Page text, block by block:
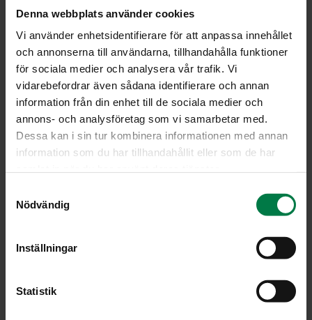
Denna webbplats använder cookies
Vi använder enhetsidentifierare för att anpassa innehållet
och annonserna till användarna, tillhandahålla funktioner
för sociala medier och analysera vår trafik. Vi
vidarebefordrar även sådana identifierare och annan
information från din enhet till de sociala medier och
annons- och analysföretag som vi samarbetar med.
Dessa kan i sin tur kombinera informationen med annan
information som du har tillhandahållit eller som de har
Nödvändig
Inställningar
Statistik